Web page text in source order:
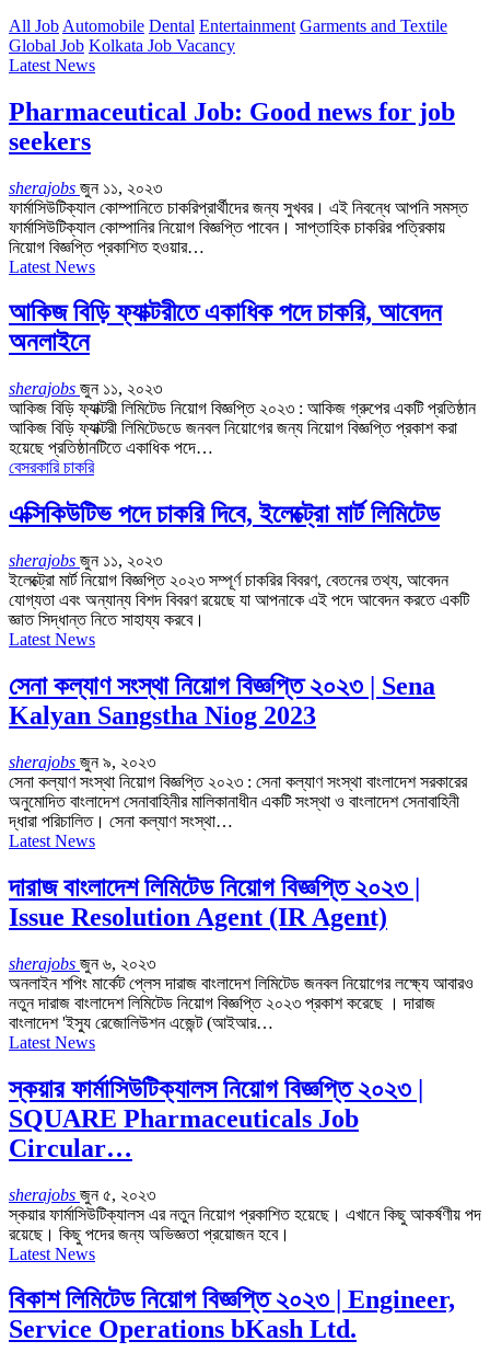
All Job Automobile Dental Entertainment Garments and Textile
Global Job Kolkata Job Vacancy
Latest News
Pharmaceutical Job: Good news for job
seekers
sherajobs জুন ১১, ২০২৩
ফার্মাসিউটিক্যাল কোম্পানিতে চাকরিপ্রার্থীদের জন্য সুখবর। এই নিবন্ধে আপনি সমস্ত
ফার্মাসিউটিক্যাল কোম্পানির নিয়োগ বিজ্ঞপ্তি পাবেন। সাপ্তাহিক চাকরির পত্রিকায়
নিয়োগ বিজ্ঞপ্তি প্রকাশিত হওয়ার…
Latest News
আকিজ বিড়ি ফ্যাক্টরীতে একাধিক পদে চাকরি, আবেদন
অনলাইনে
sherajobs জুন ১১, ২০২৩
আকিজ বিড়ি ফ্যাক্টরী লিমিটেড নিয়োগ বিজ্ঞপ্তি ২০২৩ : আকিজ গ্রুপের একটি প্রতিষ্ঠান
আকিজ বিড়ি ফ্যাক্টরী লিমিটেডডে জনবল নিয়োগের জন্য নিয়োগ বিজ্ঞপ্তি প্রকাশ করা
হয়েছে প্রতিষ্ঠানটিতে একাধিক পদে…
বেসরকারি চাকরি
এক্সিকিউটিভ পদে চাকরি দিবে, ইলেক্ট্রো মার্ট লিমিটেড
sherajobs জুন ১১, ২০২৩
ইলেক্ট্রো মার্ট নিয়োগ বিজ্ঞপ্তি ২০২৩ সম্পূর্ণ চাকরির বিবরণ, বেতনের তথ্য, আবেদন
যোগ্যতা এবং অন্যান্য বিশদ বিবরণ রয়েছে যা আপনাকে এই পদে আবেদন করতে একটি
জ্ঞাত সিদ্ধান্ত নিতে সাহায্য করবে।
Latest News
সেনা কল্যাণ সংস্থা নিয়োগ বিজ্ঞপ্তি ২০২৩ | Sena
Kalyan Sangstha Niog 2023
sherajobs জুন ৯, ২০২৩
সেনা কল্যাণ সংস্থা নিয়োগ বিজ্ঞপ্তি ২০২৩ : সেনা কল্যাণ সংস্থা বাংলাদেশ সরকারের
অনুমোদিত বাংলাদেশ সেনাবাহিনীর মালিকানাধীন একটি সংস্থা ও বাংলাদেশ সেনাবাহিনী
দ্ধারা পরিচালিত। সেনা কল্যাণ সংস্থা…
Latest News
দারাজ বাংলাদেশ লিমিটেড নিয়োগ বিজ্ঞপ্তি ২০২৩ |
Issue Resolution Agent (IR Agent)
sherajobs জুন ৬, ২০২৩
অনলাইন শপিং মার্কেট প্লেস দারাজ বাংলাদেশ লিমিটেড জনবল নিয়োগের লক্ষ্যে আবারও
নতুন দারাজ বাংলাদেশ লিমিটেড নিয়োগ বিজ্ঞপ্তি ২০২৩ প্রকাশ করেছে । দারাজ
বাংলাদেশ 'ইস্যু রেজোলিউশন এজেন্ট (আইআর…
Latest News
স্কয়ার ফার্মাসিউটিক্যালস নিয়োগ বিজ্ঞপ্তি ২০২৩ |
SQUARE Pharmaceuticals Job
Circular…
sherajobs জুন ৫, ২০২৩
স্কয়ার ফার্মাসিউটিক্যালস এর নতুন নিয়োগ প্রকাশিত হয়েছে। এখানে কিছু আকর্ষণীয় পদ
রয়েছে। কিছু পদের জন্য অভিজ্ঞতা প্রয়োজন হবে।
Latest News
বিকাশ লিমিটেড নিয়োগ বিজ্ঞপ্তি ২০২৩ | Engineer,
Service Operations bKash Ltd.